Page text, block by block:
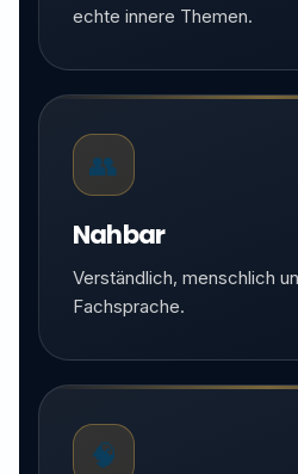
echte innere Themen.
👥
Nahbar
Verständlich, menschlich
Fachsprache.
🧠